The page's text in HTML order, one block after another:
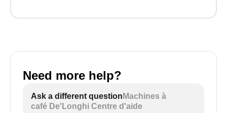
Need more help?
Ask a different question Machines à
café De'Longhi Centre d'aide